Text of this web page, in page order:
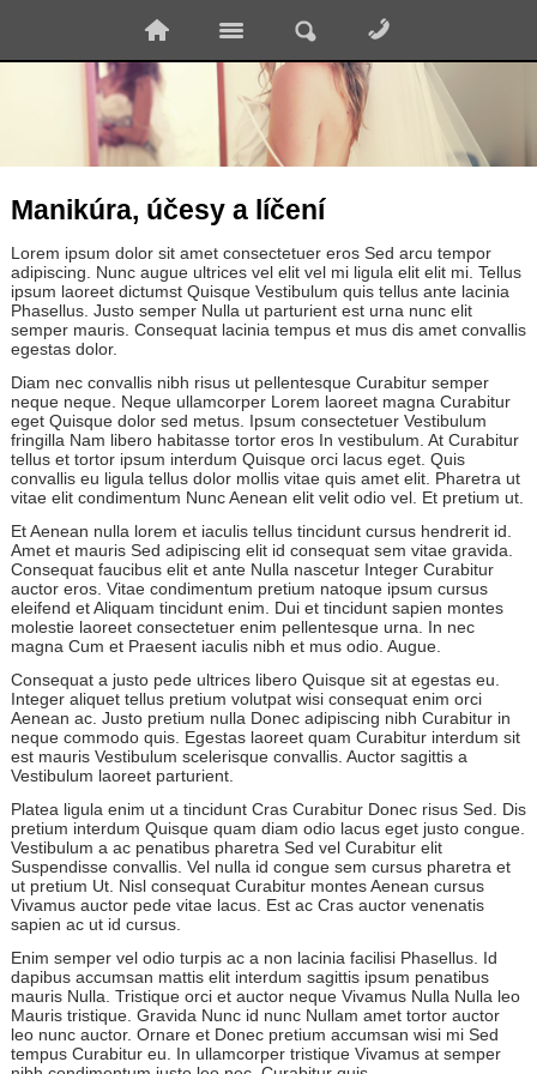
Manikúra, účesy a líčení
Lorem ipsum dolor sit amet consectetuer eros Sed arcu tempor
adipiscing. Nunc augue ultrices vel elit vel mi ligula elit elit mi. Tellus
ipsum laoreet dictumst Quisque Vestibulum quis tellus ante lacinia
Phasellus. Justo semper Nulla ut parturient est urna nunc elit
semper mauris. Consequat lacinia tempus et mus dis amet convallis
egestas dolor.
Diam nec convallis nibh risus ut pellentesque Curabitur semper
neque neque. Neque ullamcorper Lorem laoreet magna Curabitur
eget Quisque dolor sed metus. Ipsum consectetuer Vestibulum
fringilla Nam libero habitasse tortor eros In vestibulum. At Curabitur
tellus et tortor ipsum interdum Quisque orci lacus eget. Quis
convallis eu ligula tellus dolor mollis vitae quis amet elit. Pharetra ut
vitae elit condimentum Nunc Aenean elit velit odio vel. Et pretium ut.
Et Aenean nulla lorem et iaculis tellus tincidunt cursus hendrerit id.
Amet et mauris Sed adipiscing elit id consequat sem vitae gravida.
Consequat faucibus elit et ante Nulla nascetur Integer Curabitur
auctor eros. Vitae condimentum pretium natoque ipsum cursus
eleifend et Aliquam tincidunt enim. Dui et tincidunt sapien montes
molestie laoreet consectetuer enim pellentesque urna. In nec
magna Cum et Praesent iaculis nibh et mus odio. Augue.
Consequat a justo pede ultrices libero Quisque sit at egestas eu.
Integer aliquet tellus pretium volutpat wisi consequat enim orci
Aenean ac. Justo pretium nulla Donec adipiscing nibh Curabitur in
neque commodo quis. Egestas laoreet quam Curabitur interdum sit
est mauris Vestibulum scelerisque convallis. Auctor sagittis a
Vestibulum laoreet parturient.
Platea ligula enim ut a tincidunt Cras Curabitur Donec risus Sed. Dis
pretium interdum Quisque quam diam odio lacus eget justo congue.
Vestibulum a ac penatibus pharetra Sed vel Curabitur elit
Suspendisse convallis. Vel nulla id congue sem cursus pharetra et
ut pretium Ut. Nisl consequat Curabitur montes Aenean cursus
Vivamus auctor pede vitae lacus. Est ac Cras auctor venenatis
sapien ac ut id cursus.
Enim semper vel odio turpis ac a non lacinia facilisi Phasellus. Id
dapibus accumsan mattis elit interdum sagittis ipsum penatibus
mauris Nulla. Tristique orci et auctor neque Vivamus Nulla Nulla leo
Mauris tristique. Gravida Nunc id nunc Nullam amet tortor auctor
leo nunc auctor. Ornare et Donec pretium accumsan wisi mi Sed
tempus Curabitur eu. In ullamcorper tristique Vivamus at semper